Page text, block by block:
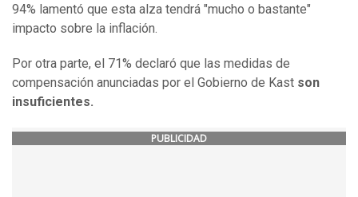
94% lamentó que esta alza tendrá "mucho o bastante"
impacto sobre la inflación.
Por otra parte, el 71% declaró que las medidas de
compensación anunciadas por el Gobierno de Kast son
insuficientes.
PUBLICIDAD